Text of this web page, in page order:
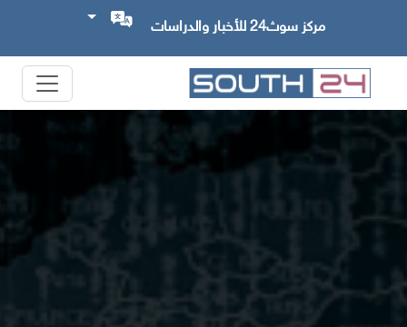
مركز سوث24 للأخبار والدراسات